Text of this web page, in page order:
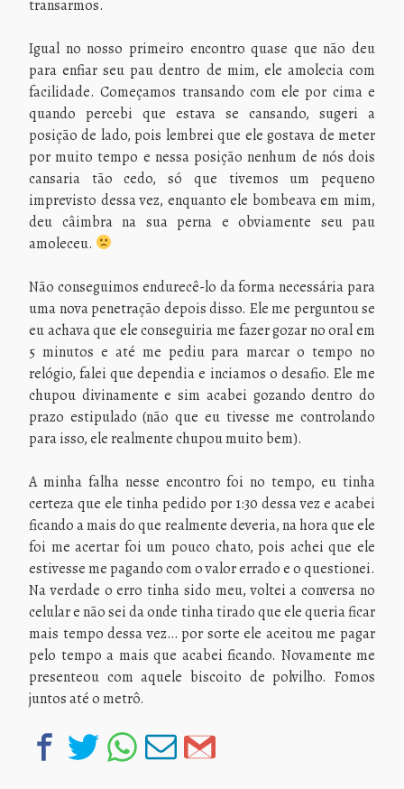
transarmos.
Igual no nosso primeiro encontro quase que não deu
para enfiar seu pau dentro de mim, ele amolecia com
facilidade. Começamos transando com ele por cima e
quando percebi que estava se cansando, sugeri a
posição de lado, pois lembrei que ele gostava de meter
por muito tempo e nessa posição nenhum de nós dois
cansaria tão cedo, só que tivemos um pequeno
imprevisto dessa vez, enquanto ele bombeava em mim,
deu câimbra na sua perna e obviamente seu pau
amoleceu.
Não conseguimos endurecê-lo da forma necessária para
uma nova penetração depois disso. Ele me perguntou se
eu achava que ele conseguiria me fazer gozar no oral em
5 minutos e até me pediu para marcar o tempo no
relógio, falei que dependia e inciamos o desafio. Ele me
chupou divinamente e sim acabei gozando dentro do
prazo estipulado (não que eu tivesse me controlando
para isso, ele realmente chupou muito bem).
A minha falha nesse encontro foi no tempo, eu tinha
certeza que ele tinha pedido por 1:30 dessa vez e acabei
ficando a mais do que realmente deveria, na hora que ele
foi me acertar foi um pouco chato, pois achei que ele
estivesse me pagando com o valor errado e o questionei.
Na verdade o erro tinha sido meu, voltei a conversa no
celular e não sei da onde tinha tirado que ele queria ficar
mais tempo dessa vez… por sorte ele aceitou me pagar
pelo tempo a mais que acabei ficando. Novamente me
presenteou com aquele biscoito de polvilho. Fomos
juntos até o metrô.